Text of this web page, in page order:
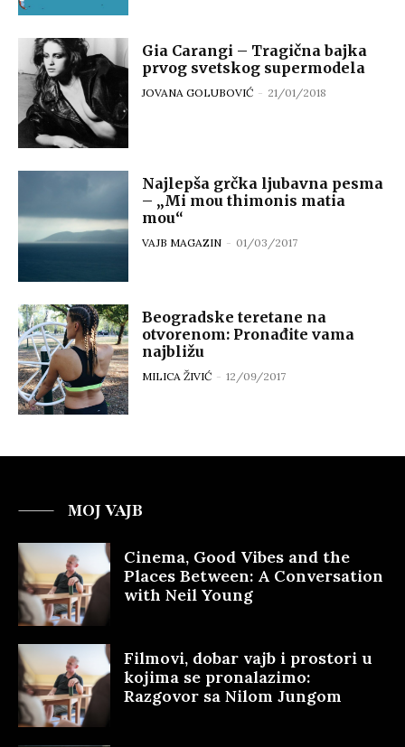
Gia Carangi – Tragična bajka
prvog svetskog supermodela
JOVANA GOLUBOVIĆ - 21/01/2018
Najlepša grčka ljubavna pesma
– „Mi mou thimonis matia
mou“
VAJB MAGAZIN - 01/03/2017
Beogradske teretane na
otvorenom: Pronađite vama
najbližu
MILICA ŽIVIĆ - 12/09/2017
MOJ VAJB
Cinema, Good Vibes and the
Places Between: A Conversation
with Neil Young
Filmovi, dobar vajb i prostori u
kojima se pronalazimo:
Razgovor sa Nilom Jungom